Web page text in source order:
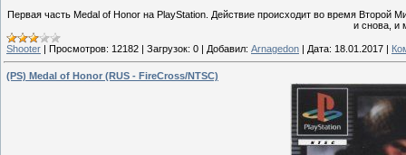
Первая часть Medal of Honor на PlayStation. Действие происходит во время Второй
и снова, и
Shooter | Просмотров: 12182 | Загрузок: 0 | Добавил: Arnagedon | Дата: 18.01.2017 |
(PS) Medal of Honor (RUS - FireCross/NTSC)